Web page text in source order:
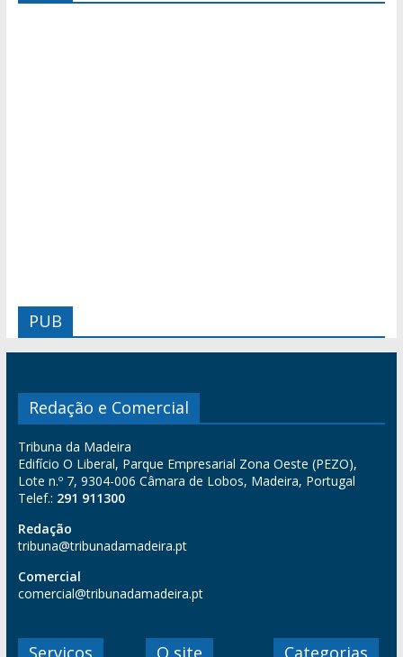
PUB
Redação e Comercial
Tribuna da Madeira
Edifício O Liberal, Parque Empresarial Zona Oeste (PEZO),
Lote n.º 7, 9304-006 Câmara de Lobos, Madeira, Portugal
Telef.: 291 911300
Redação
tribuna@tribunadamadeira.pt
Comercial
comercial@tribunadamadeira.pt